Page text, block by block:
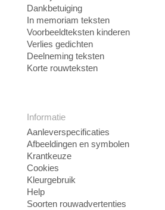
Dankbetuiging
In memoriam teksten
Voorbeeldteksten kinderen
Verlies gedichten
Deelneming teksten
Korte rouwteksten
Informatie
Aanleverspecificaties
Afbeeldingen en symbolen
Krantkeuze
Cookies
Kleurgebruik
Help
Soorten rouwadvertenties